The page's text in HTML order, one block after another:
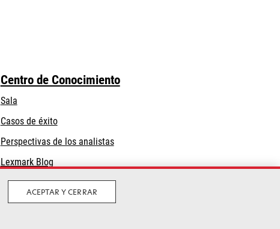
Centro de Conocimiento
Sala
Casos de éxito
Perspectivas de los analistas
Lexmark Blog
ACEPTAR Y CERRAR